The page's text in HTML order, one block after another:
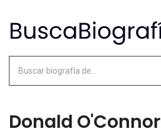
Donald O'Connor